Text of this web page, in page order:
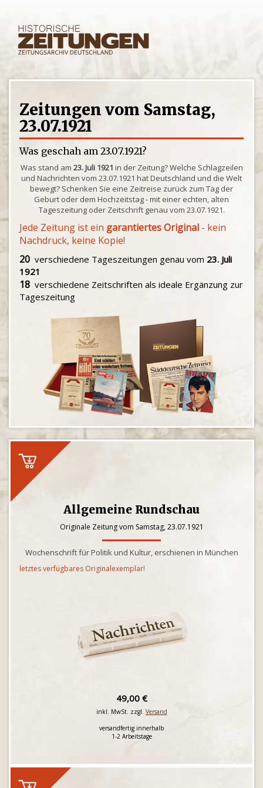
Zeitungen vom Samstag,
23.07.1921
Was geschah am 23.07.1921?
Was stand am 23. Juli 1921 in der Zeitung? Welche Schlagzeilen
und Nachrichten vom 23.07.1921 hat Deutschland und die Welt
bewegt? Schenken Sie eine Zeitreise zurück zum Tag der
Geburt oder dem Hochzeitstag - mit einer echten, alten
Tageszeitung oder Zeitschrift genau vom 23.07.1921.
Jede Zeitung ist ein garantiertes Original - kein
Nachdruck, keine Kopie!
20 verschiedene Tageszeitungen genau vom 23. Juli
1921
18 verschiedene Zeitschriften als ideale Ergänzung zur
Tageszeitung
Allgemeine Rundschau
Originale Zeitung vom Samstag, 23.07.1921
Wochenschrift für Politik und Kultur, erschienen in München
letztes verfügbares Originalexemplar!
49,00 €
inkl. MwSt. zzgl. Versand
versandfertig innerhalb
1-2 Arbeitstage